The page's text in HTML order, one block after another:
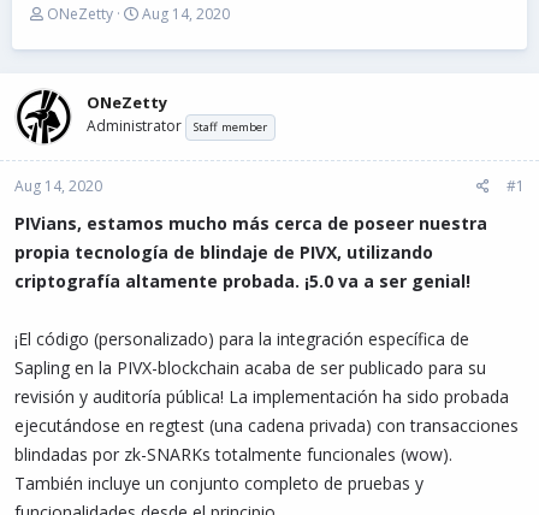
T
r
a
d
s
t
a
t
e
r
ONeZetty
S
a
t
d
t
Aug 14, 2020
ONeZetty
Administrator Staff member
Aug 14, 2020 #1
PIVians, estamos mucho más cerca de poseer nuestra
propia tecnología de blindaje de PIVX, utilizando
criptografía altamente probada. ¡5.0 va a ser genial!
¡El código (personalizado) para la integración específica de
Sapling en la PIVX-blockchain acaba de ser publicado para su
revisión y auditoría pública! La implementación ha sido probada
ejecutándose en regtest (una cadena privada) con transacciones
blindadas por zk-SNARKs totalmente funcionales (wow).
También incluye un conjunto completo de pruebas y